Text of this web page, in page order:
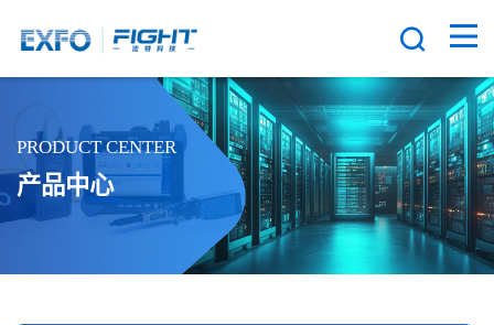
PRODUCT CENTER
产品中心